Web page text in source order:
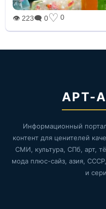
👁 223🗨 0♡ 0
АРТ-
Информационный
контент для ценителей
СМИ, культура, СПб, арт,
мода плюс-сайз, азия,
и